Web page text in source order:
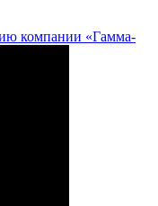
компании «Гамма-